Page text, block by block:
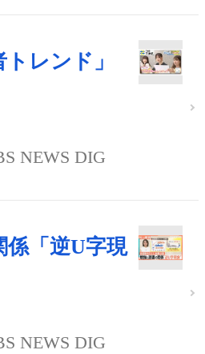
レンド」
NEWS DIG
係「逆U字現
NEWS DIG